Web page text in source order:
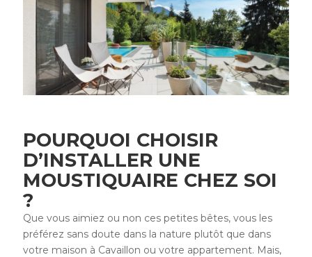
POURQUOI CHOISIR
D’INSTALLER UNE
MOUSTIQUAIRE CHEZ SOI
?
Que vous aimiez ou non ces petites bêtes, vous les
préférez sans doute dans la nature plutôt que dans
votre maison à Cavaillon ou votre appartement. Mais,